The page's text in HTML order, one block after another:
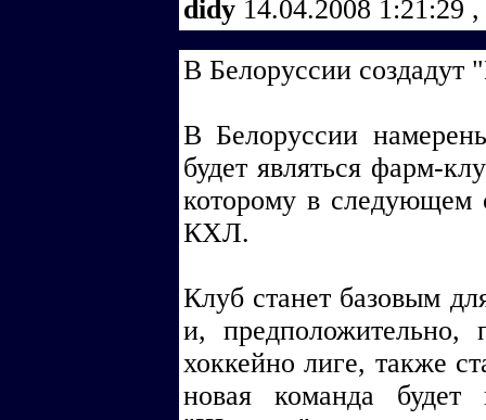
didy 14.04.2008 1:21:29 ,
В Белоруссии
В Белоруссии
будет являться фарм-
которому в следующем
КХЛ.
Клуб станет базовым
и, предположительно,
хоккейно лиге, также
новая команда